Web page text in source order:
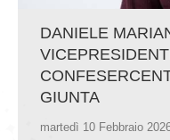
DANIELE
GIUNTA
martedì 10 Febbraio